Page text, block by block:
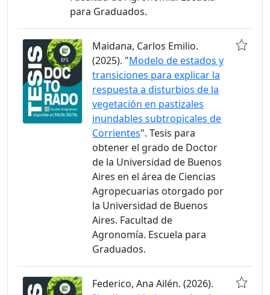
para Graduados.
Maidana, Carlos Emilio.
(2025). "Modelo de estados y
transiciones para explicar la
respuesta a disturbios de la
vegetación en pastizales
inundables subtropicales de
Corrientes". Tesis para
obtener el grado de Doctor
de la Universidad de Buenos
Aires en el área de Ciencias
Agropecuarias otorgado por
la Universidad de Buenos
Aires. Facultad de
Agronomía. Escuela para
Graduados.
Federico, Ana Ailén. (2026).